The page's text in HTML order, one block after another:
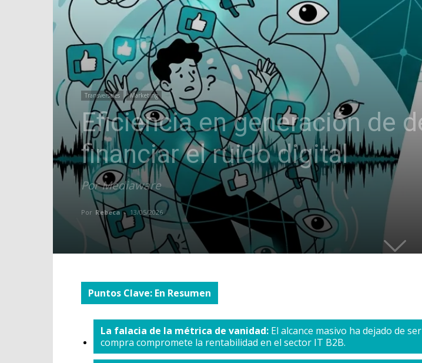
Transversales Marketing
Eficiencia en generación de
financiar el ruido digital
Por Mediaware
Por Rebeca - 13/05/2026
Puntos Clave: En Resumen
La falacia de la métrica de vanidad: El alcance masivo ha dejado de
compra compromete la rentabilidad en el sector IT B2B.